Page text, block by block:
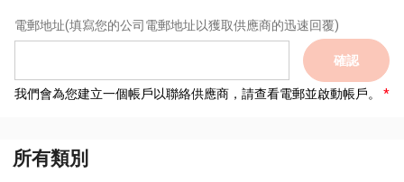
電郵地址(填寫您的公司電郵地址以獲取供應商的迅速回覆)
確認
我們會為您建立一個帳戶以聯絡供應商，請查看電郵並啟動帳戶。
所有類別